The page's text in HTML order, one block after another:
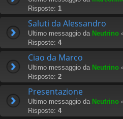
Risposte: 1
Saluti da Alessandro
Ultimo messaggio da Neutrino
Risposte: 4
Ciao da Marco
Ultimo messaggio da Neutrino
Risposte: 2
Presentazione
Ultimo messaggio da Neutrino
Risposte: 4